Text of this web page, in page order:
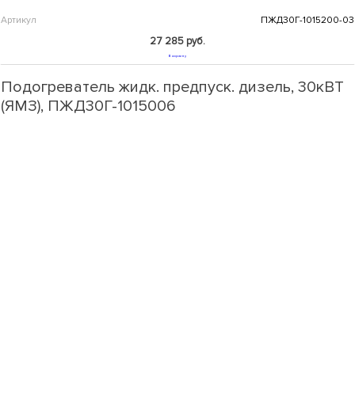
Артикул ПЖД30Г-1015200-03
27 285 руб.
В корзину
Подогреватель жидк. предпуск. дизель, 30кВТ
(ЯМЗ), ПЖД30Г-1015006